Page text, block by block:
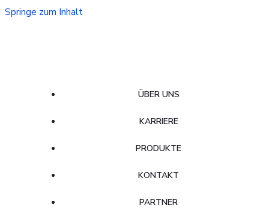
Springe zum Inhalt
ÜBER UNS
KARRIERE
PRODUKTE
KONTAKT
PARTNER